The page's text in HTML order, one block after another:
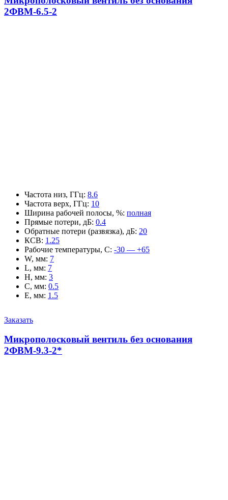
2ФВМ-6.5-2
Частота низ, ГГц: 8.6
Частота верх, ГГц: 10
Ширина рабочей полосы, %: полная
Прямые потери, дБ: 0.4
Обратные потери (развязка), дБ: 20
КСВ: 1.25
Рабочие температуры, С: -30 — +65
W, мм: 7
L, мм: 7
H, мм: 3
C, мм: 0.5
E, мм: 1.5
Заказать
Микрополосковый вентиль без основания
2ФВМ-9.3-2*